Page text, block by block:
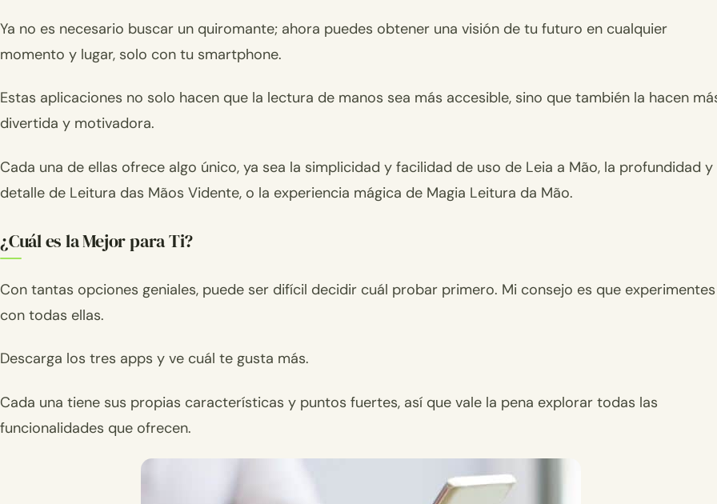
Ya no es necesario buscar un quiromante; ahora puedes obtener una visión de tu futuro en cualquier
momento y lugar, solo con tu smartphone.
Estas aplicaciones no solo hacen que la lectura de manos sea más accesible, sino que también la hacen
divertida y motivadora.
Cada una de ellas ofrece algo único, ya sea la simplicidad y facilidad de uso de Leia a Mão, la profundidad y
detalle de Leitura das Mãos Vidente, o la experiencia mágica de Magia Leitura da Mão.
¿Cuál es la Mejor para Ti?
Con tantas opciones geniales, puede ser difícil decidir cuál probar primero. Mi consejo es que experimentes
con todas ellas.
Descarga los tres apps y ve cuál te gusta más.
Cada una tiene sus propias características y puntos fuertes, así que vale la pena explorar todas las
funcionalidades que ofrecen.